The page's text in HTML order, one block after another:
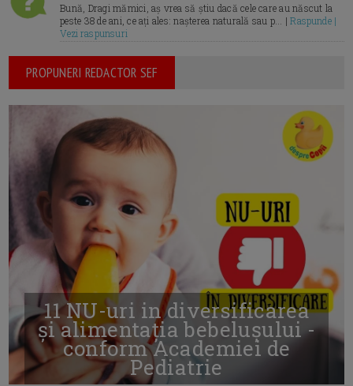
Bună, Dragi mămici, aș vrea să știu dacă cele care au născut la
peste 38 de ani, ce ați ales: nașterea naturală sau p... |Raspunde |
Vezi raspunsuri
PROPUNERI REDACTOR SEF
11 NU-uri in diversificarea
și alimentația bebelușului -
conform Academiei de
Pediatrie